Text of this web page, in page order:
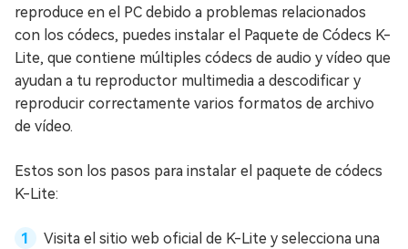
reproduce en el PC debido a problemas relacionados
con los códecs, puedes instalar el Paquete de Códecs K-
Lite, que contiene múltiples códecs de audio y vídeo que
ayudan a tu reproductor multimedia a descodificar y
reproducir correctamente varios formatos de archivo
de vídeo.
Estos son los pasos para instalar el paquete de códecs
K-Lite:
Visita el sitio web oficial de K-Lite y selecciona una